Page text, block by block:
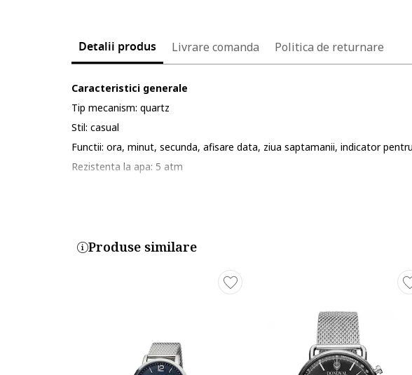
Detalii produs Livrare comanda Politica de returnare
Caracteristici generale
Tip mecanism: quartz
Stil: casual
Functii: ora, minut, secunda, afisare data, ziua saptamanii, indicator
Rezistenta la apa: 5 atm
Carcasa
Produse similare